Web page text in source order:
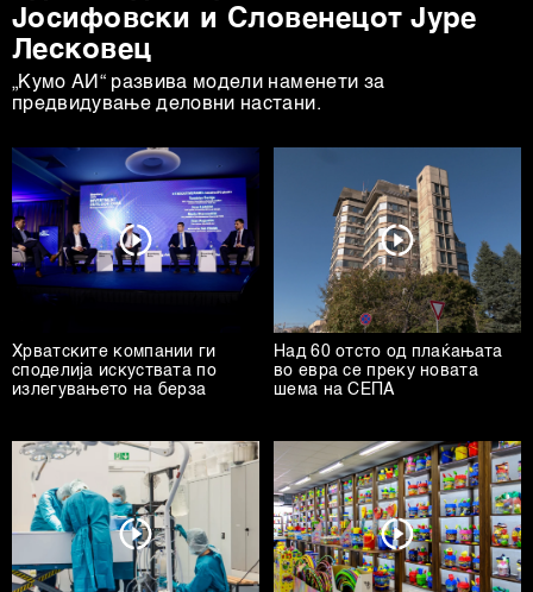
Јосифовски и Словенецот Јуре
Лесковец
„Кумо АИ“ развива модели наменети за
предвидување деловни настани.
Хрватските компании ги
споделија искуствата по
излегувањето на берза
Над 60 отсто од плаќањата
во евра се преку новата
шема на СЕПА